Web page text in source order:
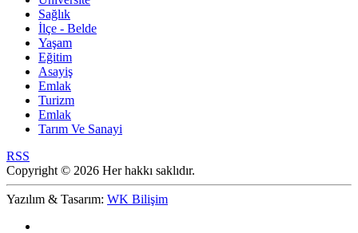
Sağlık
İlçe - Belde
Yaşam
Eğitim
Asayiş
Emlak
Turizm
Emlak
Tarım Ve Sanayi
RSS
Copyright © 2026 Her hakkı saklıdır.
Yazılım & Tasarım: WK Bilişim